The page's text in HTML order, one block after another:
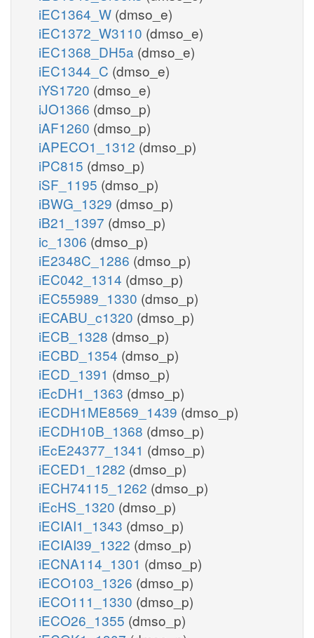
iEC1364_W (dmso_e)
iEC1372_W3110 (dmso_e)
iEC1368_DH5a (dmso_e)
iEC1344_C (dmso_e)
iYS1720 (dmso_e)
iJO1366 (dmso_p)
iAF1260 (dmso_p)
iAPECO1_1312 (dmso_p)
iPC815 (dmso_p)
iSF_1195 (dmso_p)
iBWG_1329 (dmso_p)
iB21_1397 (dmso_p)
ic_1306 (dmso_p)
iE2348C_1286 (dmso_p)
iEC042_1314 (dmso_p)
iEC55989_1330 (dmso_p)
iECABU_c1320 (dmso_p)
iECB_1328 (dmso_p)
iECBD_1354 (dmso_p)
iECD_1391 (dmso_p)
iEcDH1_1363 (dmso_p)
iECDH1ME8569_1439 (dmso_p)
iECDH10B_1368 (dmso_p)
iEcE24377_1341 (dmso_p)
iECED1_1282 (dmso_p)
iECH74115_1262 (dmso_p)
iEcHS_1320 (dmso_p)
iECIAI1_1343 (dmso_p)
iECIAI39_1322 (dmso_p)
iECNA114_1301 (dmso_p)
iECO103_1326 (dmso_p)
iECO111_1330 (dmso_p)
iECO26_1355 (dmso_p)